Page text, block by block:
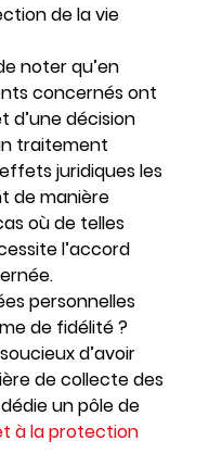
de la vie
noter qu’en
concernés ont
d’une décision
traitement
juridiques les
de manière
où de telles
l’accord
personnelles
de fidélité ?
d’avoir
de collecte des
un pôle de
à la protection